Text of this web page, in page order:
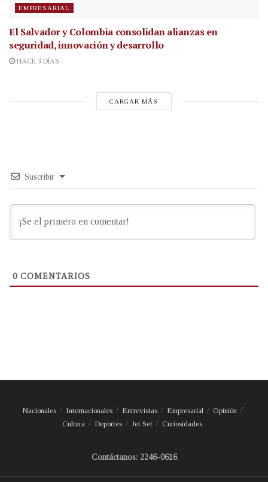
EMPRESARIAL
El Salvador y Colombia consolidan alianzas en
seguridad, innovación y desarrollo
HACE 3 DÍAS
CARGAR MÁS
Suscribir
0 COMENTARIOS
Nacionales Internacionales Entrevistas Empresarial
Opinión
Cultura
Deportes Jet Set Curiosidades
Contáctanos: 2246-0616